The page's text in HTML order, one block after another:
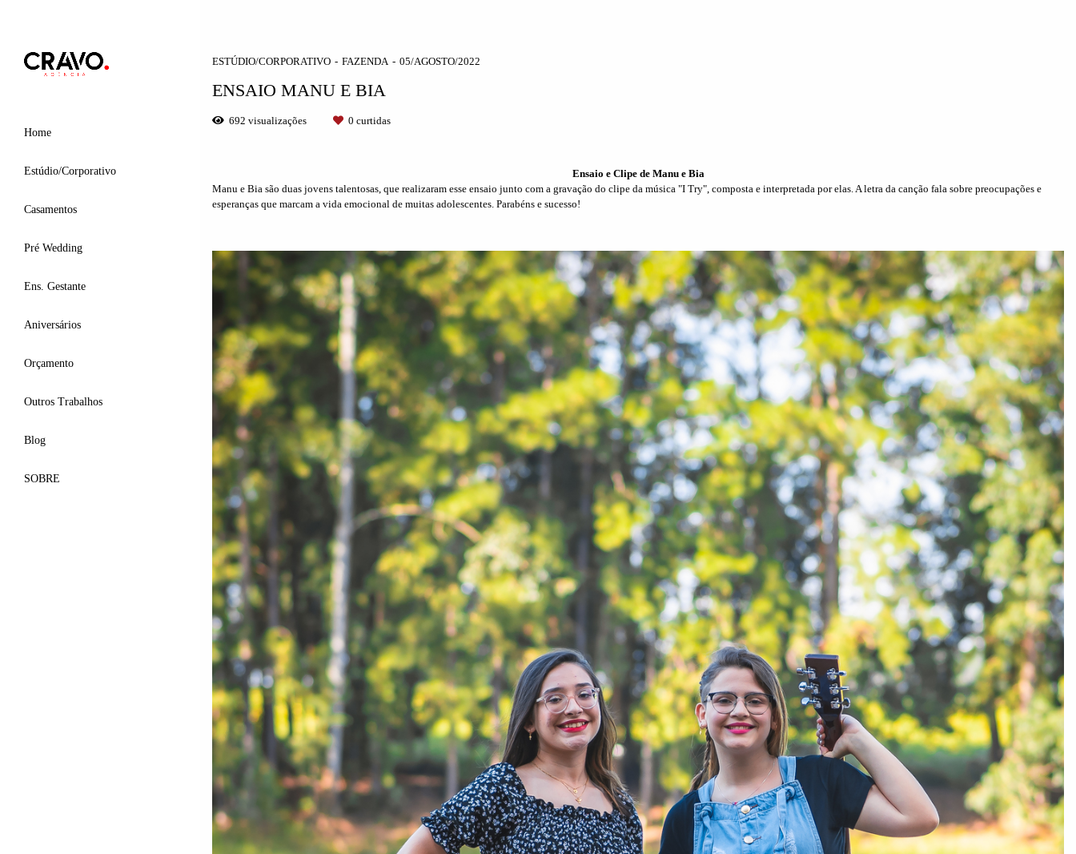
Home
Estúdio/Corporativo
Casamentos
Pré Wedding
Ens. Gestante
Aniversários
Orçamento
Outros Trabalhos
Blog
SOBRE
ESTÚDIO/CORPORATIVO FAZENDA 05/AGOSTO/2022
ENSAIO MANU E BIA
692 visualizações 0 curtidas
Ensaio e Clipe de Manu e Bia
Manu e Bia são duas jovens talentosas, que realizaram esse ensaio junto com a gravação do clipe da música "I Try", composta e interpretada por elas. A letra da canção fala sobre preocupações e
esperanças que marcam a vida emocional de muitas adolescentes. Parabéns e sucesso!